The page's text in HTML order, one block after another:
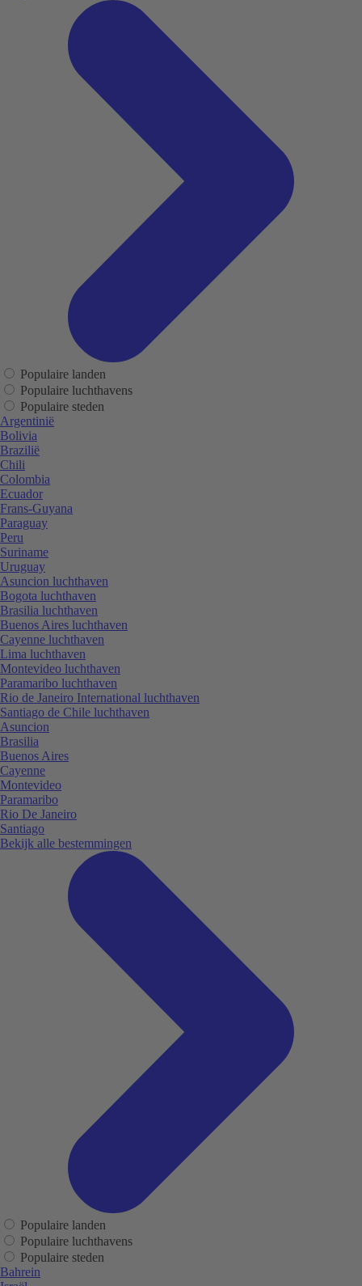
Populaire landen
Populaire luchthavens
Populaire steden
Argentinië
Bolivia
Brazilië
Chili
Colombia
Ecuador
Frans-Guyana
Paraguay
Peru
Suriname
Uruguay
Asuncion luchthaven
Bogota luchthaven
Brasilia luchthaven
Buenos Aires luchthaven
Cayenne luchthaven
Lima luchthaven
Montevideo luchthaven
Paramaribo luchthaven
Rio de Janeiro International luchthaven
Santiago de Chile luchthaven
Asuncion
Brasilia
Buenos Aires
Cayenne
Montevideo
Paramaribo
Rio De Janeiro
Santiago
Bekijk alle bestemmingen
Populaire landen
Populaire luchthavens
Populaire steden
Bahrein